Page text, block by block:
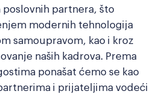
partnera, što
modernih tehnologija
samoupravom, kao i kroz
naših kadrova. Prema
ponašat ćemo se kao
i prijateljima vodeći